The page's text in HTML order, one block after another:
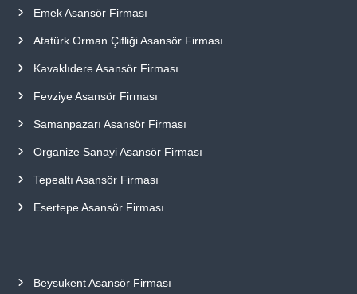
Emek Asansör Firması
Atatürk Orman Çifliği Asansör Firması
Kavaklıdere Asansör Firması
Fevziye Asansör Firması
Samanpazarı Asansör Firması
Organize Sanayi Asansör Firması
Tepealtı Asansör Firması
Esertepe Asansör Firması
Beysukent Asansör Firması